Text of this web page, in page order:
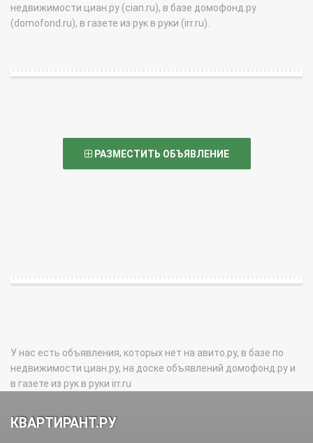
недвижимости циан.ру (cian.ru), в базе домофонд.ру
(domofond.ru), в газете из рук в руки (irr.ru).
РАЗМЕСТИТЬ ОБЪЯВЛЕНИЕ
У нас есть объявления, которых нет на авито.ру, в базе по
недвижимости циан.ру, на доске объявлений домофонд.ру и
в газете из рук в руки irr.ru
КВАРТИРАНТ.РУ